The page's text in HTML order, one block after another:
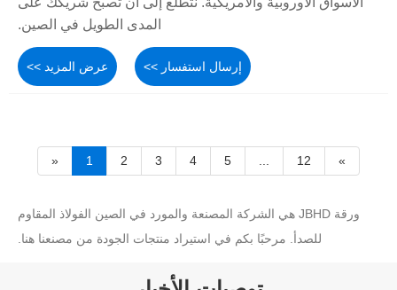
المدى الطويل في الصين.
عرض المزيد >> إرسال استفسار >>
« 1 2 3 4 5 12 »
ورقة JBHD هي الشركة المصنعة والمورد في الصين الفولاذ المقاوم
للصدأ. مرحبًا بكم في استيراد منتجات الجودة من مصنعنا هنا.